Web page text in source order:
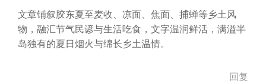
文章铺叙胶东夏至麦收、凉面、焦面、捕蝉等乡土风
物，融汇节气民谚与生活吃食，文字温润鲜活，满溢半
岛独有的夏日烟火与绵长乡土温情。
回复